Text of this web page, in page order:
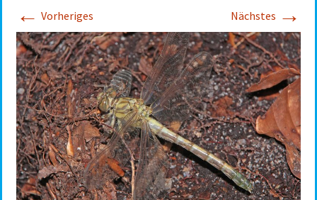
← Vorheriges Nächstes →